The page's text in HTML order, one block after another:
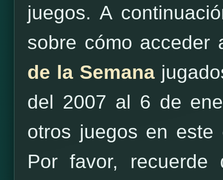
juegos. A
sobre cómo
de la Semana
del 2007 al 6 de
otros juegos en este
Por favor,